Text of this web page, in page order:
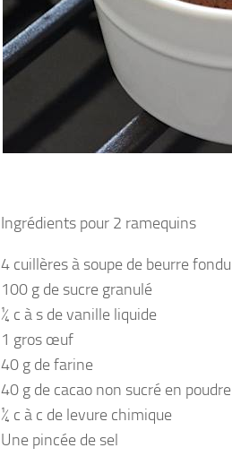
Ingrédients pour 2 ramequins
4 cuillères à soupe de beurre fondu
100 g de sucre granulé
¼ c à s de vanille liquide
1 gros œuf
40 g de farine
40 g de cacao non sucré en poudre
¼ c à c de levure chimique
Une pincée de sel